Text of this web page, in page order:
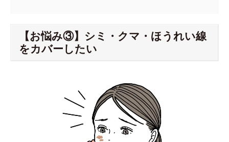
【お悩み③】シミ・クマ・ほうれい線
をカバーしたい